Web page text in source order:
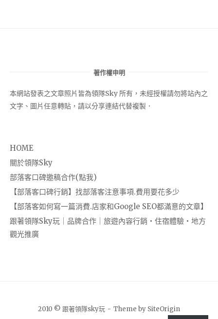
著作權申明
本網站發表之文章照片皆為領隊Sky 所有，未經授權請勿將站內之
文字、圖片任意轉貼，請以分享連結代替複製．
HOME
關於領隊Sky
部落客口碑邀稿合作(點我)
【部落客口碑行銷】找部落客注意事項.費用要花多少
【部落客如何寫一篇消費.店家和Google SEO都滿意的文章】
跟著領隊Sky玩｜品牌合作｜旅遊內容行銷・住宿體驗・地方
觀光推廣
2010 © 跟著領隊sky玩 Theme by SiteOrigin